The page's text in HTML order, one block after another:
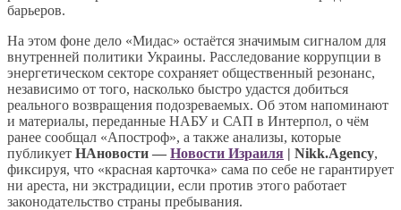
барьеров.
На этом фоне дело «Мидас» остаётся значимым сигналом для
внутренней политики Украины. Расследование коррупции в
энергетическом секторе сохраняет общественный резонанс,
независимо от того, насколько быстро удастся добиться
реального возвращения подозреваемых. Об этом напоминают
и материалы, переданные НАБУ и САП в Интерпол, о чём
ранее сообщал «Апостроф», а также анализы, которые
публикует НАновости — Новости Израиля | Nikk.Agency,
фиксируя, что «красная карточка» сама по себе не гарантирует
ни ареста, ни экстрадиции, если против этого работает
законодательство страны пребывания.